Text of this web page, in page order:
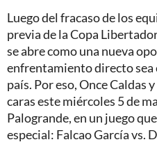
Luego del fracaso de los
previa de la Copa
se abre como una nueva
enfrentamiento directo sea
país. Por eso, Once Caldas
caras este miércoles 5 de
Palogrande, en un juego
especial: Falcao García vs.